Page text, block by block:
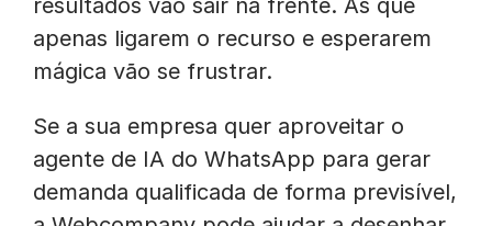
resultados vão sair na frente. As que
apenas ligarem o recurso e esperarem
mágica vão se frustrar.
Se a sua empresa quer aproveitar o
agente de IA do WhatsApp para gerar
demanda qualificada de forma previsível,